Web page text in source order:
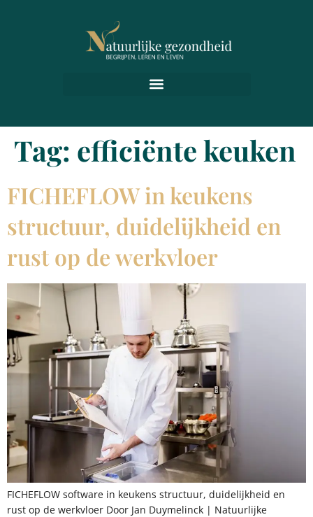
Tag: efficiënte keuken
FICHEFLOW in keukens
structuur, duidelijkheid en
rust op de werkvloer
FICHEFLOW software in keukens structuur, duidelijkheid en
rust op de werkvloer Door Jan Duymelinck | Natuurlijke